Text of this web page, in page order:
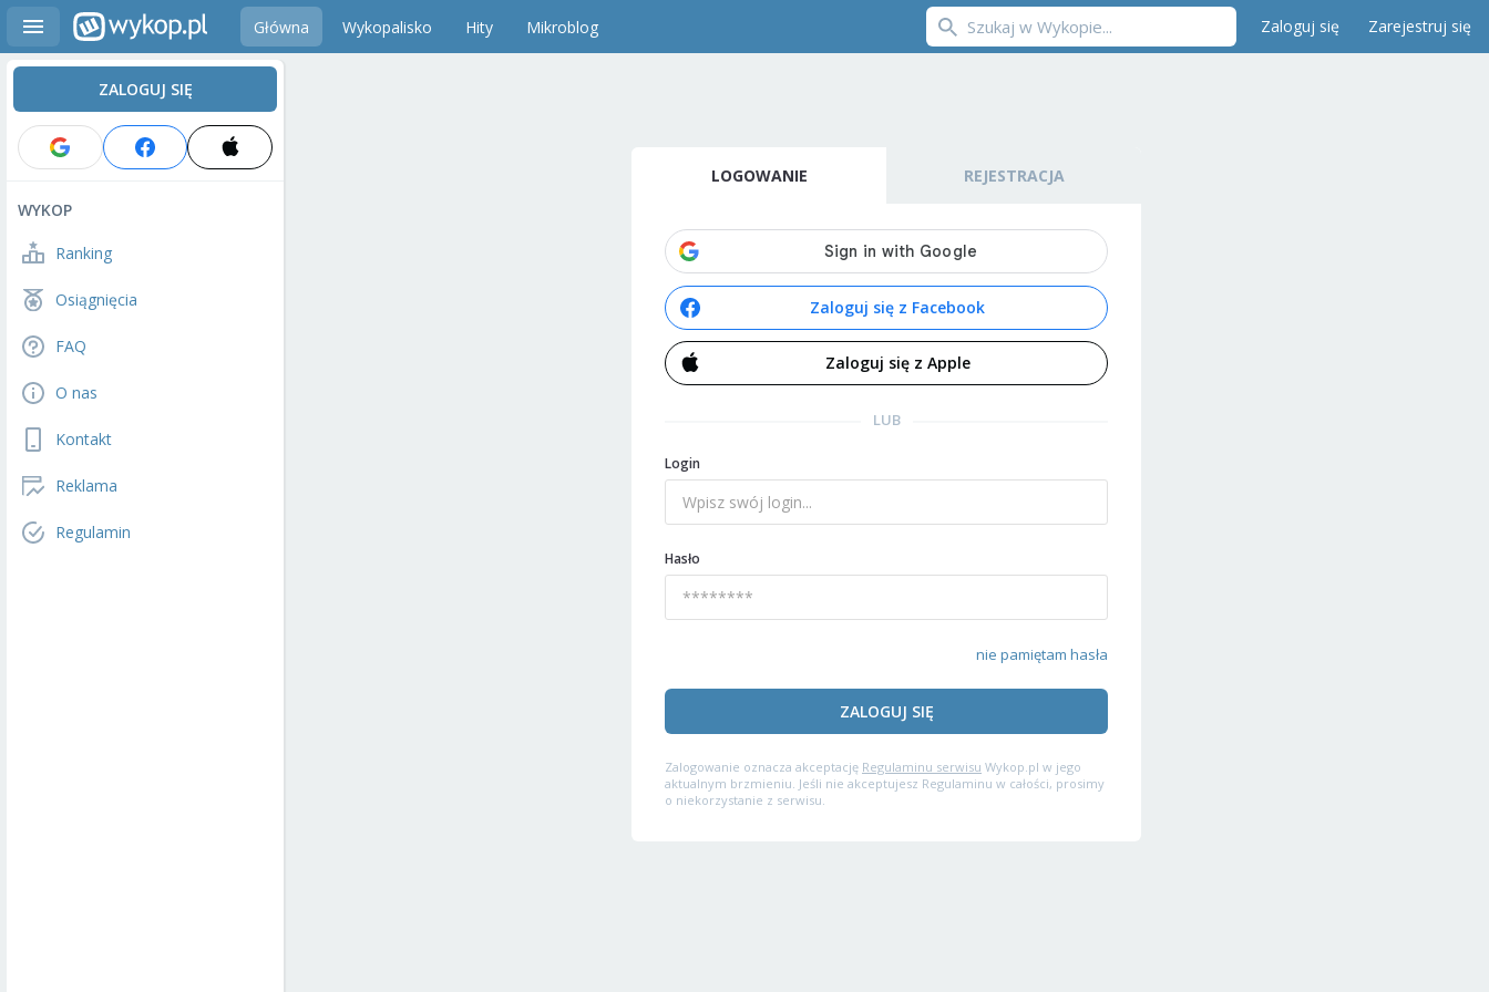
Główna Wykopalisko Hity Mikroblog Zaloguj się Zarejestruj się
ZALOGUJ SIĘ
WYKOP
Ranking
Osiągnięcia
FAQ
O nas
Kontakt
Reklama
Regulamin
LOGOWANIE REJESTRACJA
Zaloguj się z Facebook
Zaloguj się z Apple
LUB
Login
Hasło
nie pamiętam hasła
ZALOGUJ SIĘ
Zalogowanie oznacza akceptację Regulaminu serwisu Wykop.pl w jego
aktualnym brzmieniu. Jeśli nie akceptujesz Regulaminu w całości, prosimy
o niekorzystanie z serwisu.